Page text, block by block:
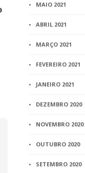
Parte pode
anulação
ação única,
2 minread
MAIO 2021
ABRIL 2021
MARÇO 2021
FEVEREIRO 2021
JANEIRO 2021
DEZEMBRO 2020
NOVEMBRO 2020
OUTUBRO 2020
SETEMBRO 2020